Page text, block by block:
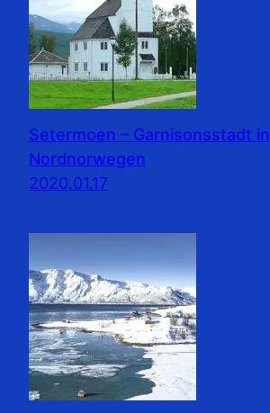
Setermoen – Garnisonsstadt in
Nordnorwegen
2020.01.17